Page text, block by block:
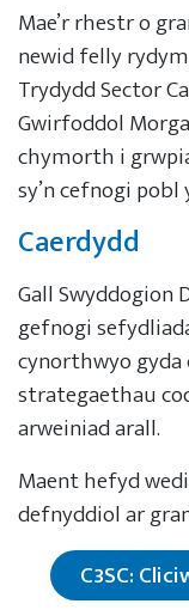
Mae’r rhestr o
newid felly
Trydydd Sector
Gwirfoddol
chymorth i
sy’n cefnogi pobl
Caerdydd
Gall Swyddogion
gefnogi
cynorthwyo
strategaethau
arweiniad arall.
Maent hefyd
defnyddiol ar
C3SC: